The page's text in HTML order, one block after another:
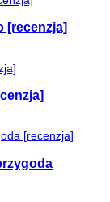
[recenzja]